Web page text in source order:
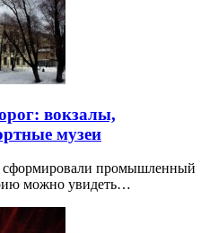
вокзалы,
музеи
сформировали промышленный
можно увидеть…